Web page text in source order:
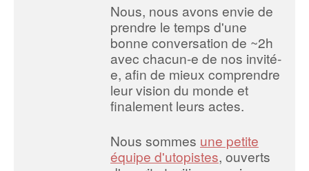
Nous, nous avons envie de
prendre le temps d'une
bonne conversation de ~2h
avec chacun-e de nos invité-
e, afin de mieux comprendre
leur vision du monde et
finalement leurs actes.
Nous sommes une petite
équipe d'utopistes, ouverts